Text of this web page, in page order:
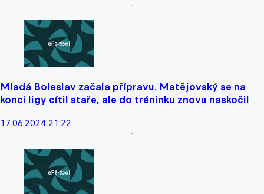
Mladá Boleslav začala přípravu. Matějovský se na
konci ligy cítil staře, ale do tréninku znovu naskočil
17.06.2024 21:22